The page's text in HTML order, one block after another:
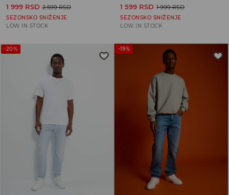
1 999 RSD 2 599 RSD
SEZONSKO SNIŽENJE
LOW IN STOCK
1 599 RSD 1 999 RSD
SEZONSKO SNIŽENJE
LOW IN STOCK
-20% -19%